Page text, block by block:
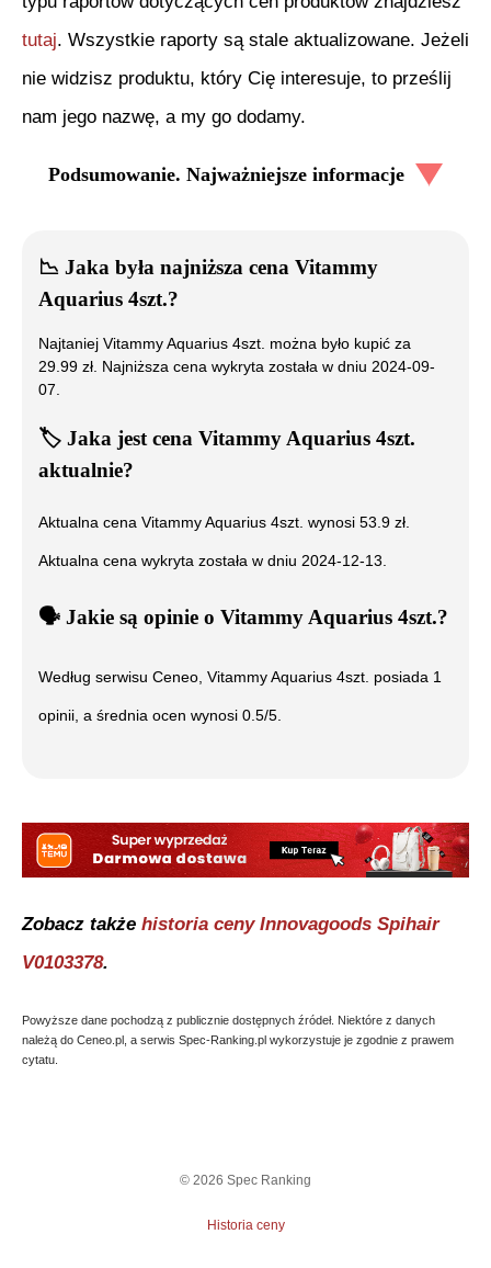
tutaj. Wszystkie raporty są stale aktualizowane. Jeżeli
nie widzisz produktu, który Cię interesuje, to prześlij
nam jego nazwę, a my go dodamy.
Podsumowanie. Najważniejsze informacje
📉 Jaka była najniższa cena Vitammy
Aquarius 4szt.?
Najtaniej Vitammy Aquarius 4szt. można było kupić za
29.99 zł. Najniższa cena wykryta została w dniu 2024-09-
07
🏷️ Jaka jest cena Vitammy Aquarius 4szt.
aktualnie?
Aktualna cena Vitammy Aquarius 4szt. wynosi 53.9 zł.
Aktualna cena wykryta została w dniu 2024-12-13
🗣️ ️ Jakie są opinie o Vitammy Aquarius 4szt.?
Według serwisu Ceneo, Vitammy Aquarius 4szt. posiada 1
opinii, a średnia ocen wynosi 0.5/5.
Zobacz także historia ceny Innovagoods Spihair
V0103378.
Powyższe dane pochodzą z publicznie dostępnych źródeł. Niektóre z danych
należą do Ceneo.pl, a serwis Spec-Ranking.pl wykorzystuje je zgodnie z prawem
cytatu.
© 2026 Spec Ranking
Historia ceny